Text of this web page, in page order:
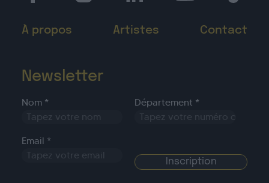
À propos Artistes Contact
Newsletter
Nom * Département *
Email *